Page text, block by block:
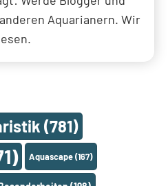
Aquarianern. Wir
(781)
Aquascape(167)